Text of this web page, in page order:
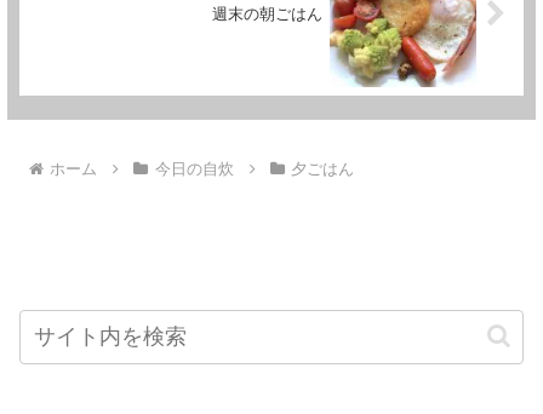
週末の朝ごはん
ホーム 今日の自炊 夕ごはん